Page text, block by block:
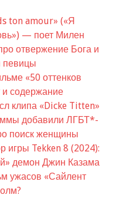
ton amour» («Я
— поет Милен
отвержение Бога и
певицы
«50 оттенков
содержание
клипа «Dicke Titten»
добавили ЛГБТ*-
поиск женщины
игры Tekken 8 (2024):
демон Джин Казама
ужасов «Сайлент